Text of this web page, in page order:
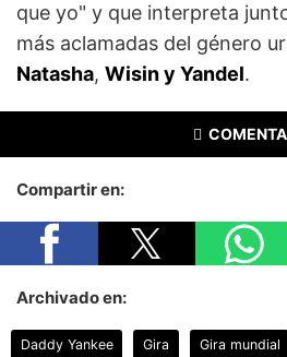
que yo" y que interpreta
más aclamadas del género
Natasha, Wisin y Yandel.
Compartir en:
Archivado en:
Daddy Yankee Gira Gira mundial